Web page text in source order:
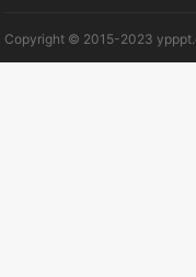
Copyright © 2015-2023